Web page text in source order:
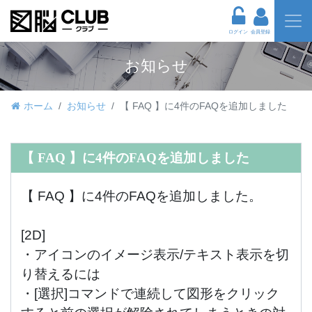
ログイン 会員登録
お知らせ
ホーム お知らせ 【 FAQ 】に4件のFAQを追加しました
【 FAQ 】に4件のFAQを追加しました
【 FAQ 】に4件のFAQを追加しました。
[2D]
・ アイコンのイメージ表示/テキスト表示を切
り替えるには
・ [選択]コマンドで連続して図形をクリック